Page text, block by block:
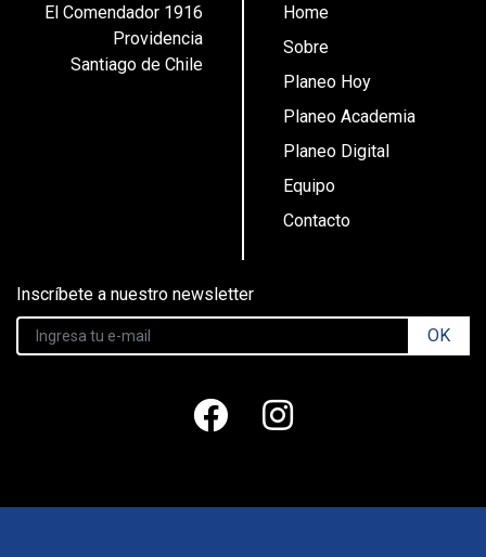
El Comendador 1916
Providencia
Santiago de Chile
Home
Sobre
Planeo Hoy
Planeo Academia
Planeo Digital
Equipo
Contacto
Inscríbete a nuestro newsletter
OK